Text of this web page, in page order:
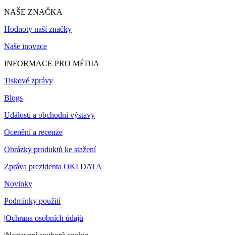
NAŠE ZNAČKA
Hodnoty naší značky
Naše inovace
INFORMACE PRO MÉDIA
Tiskové zprávy
Blogs
Události a obchodní výstavy
Ocenění a recenze
Obrázky produktů ke stažení
Zpráva prezidenta OKI DATA
Novinky
Podmínky použití
|Ochrana osobních údajů